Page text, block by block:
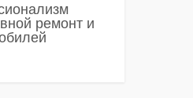
ремонт и